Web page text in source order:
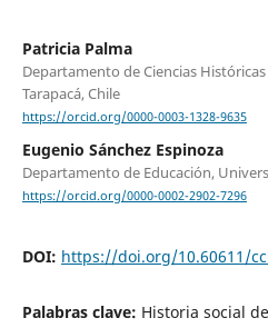
Patricia Palma
Departamento de Ciencias
Tarapacá, Chile
https://orcid.org/0000-0003-1328-9635
Eugenio Sánchez Espinoza
Departamento de Educación,
https://orcid.org/0000-0002-2902-7296
DOI: https://doi.org/10.60611/
Palabras clave: Historia social